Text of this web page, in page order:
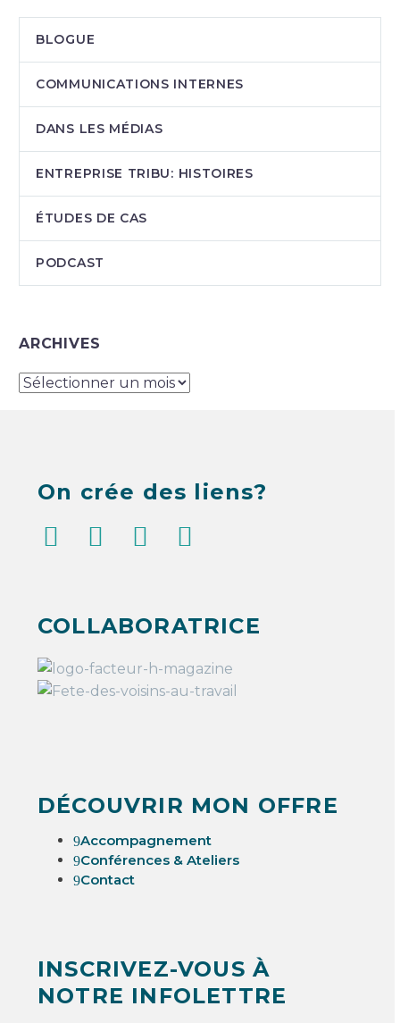
BLOGUE
COMMUNICATIONS INTERNES
DANS LES MÉDIAS
ENTREPRISE TRIBU: HISTOIRES
ÉTUDES DE CAS
PODCAST
ARCHIVES
ARCHIVES
On crée des liens?
COLLABORATRICE
DÉCOUVRIR MON OFFRE
9Accompagnement
9Conférences & Ateliers
9Contact
INSCRIVEZ-VOUS À
NOTRE INFOLETTRE